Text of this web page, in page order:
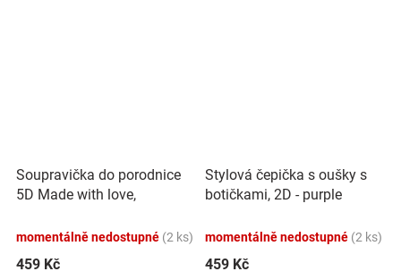
Soupravička do porodnice
5D Made with love,
momentálně nedostupné (2 ks)
459 Kč
Stylová čepička s oušky s
botičkami, 2D - purple
momentálně nedostupné (2 ks)
459 Kč